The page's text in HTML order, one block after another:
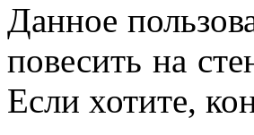
Данное
повесить на
Если хотите,